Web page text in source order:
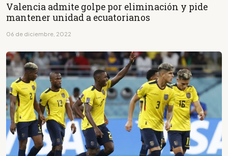
Valencia admite golpe por eliminación y pide
mantener unidad a ecuatorianos
06 de diciembre, 2022